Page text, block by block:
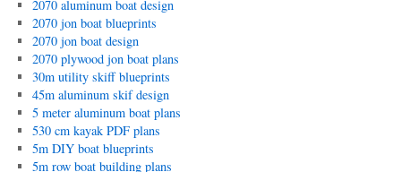
2070 aluminum boat design
2070 jon boat blueprints
2070 jon boat design
2070 plywood jon boat plans
30m utility skiff blueprints
45m aluminum skif design
5 meter aluminum boat plans
530 cm kayak PDF plans
5m DIY boat blueprints
5m row boat building plans